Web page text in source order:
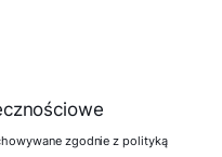
zgodnie z polityką